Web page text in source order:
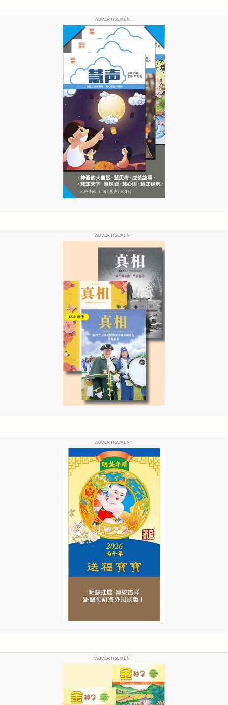
ADVERTISEMENT
ADVERTISEMENT
ADVERTISEMENT
ADVERTISEMENT